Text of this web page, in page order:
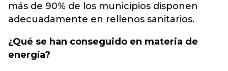
más de 90% de los municipios disponen
adecuadamente en rellenos sanitarios.
¿Qué se han conseguido en materia de
energía?